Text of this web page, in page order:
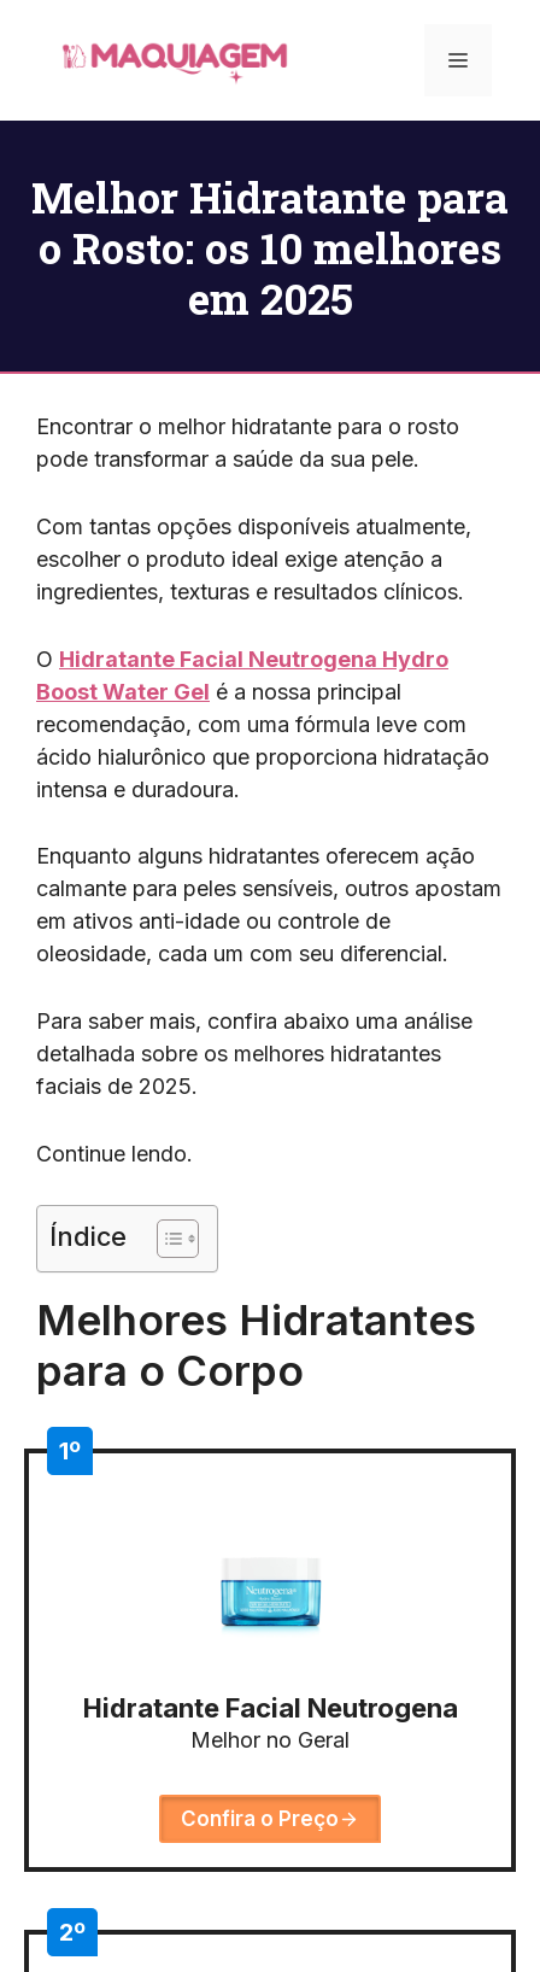
Menu
Melhor Hidratante para
o Rosto: os 10 melhores
em 2025
Encontrar o melhor hidratante para o rosto
pode transformar a saúde da sua pele.
Com tantas opções disponíveis atualmente,
escolher o produto ideal exige atenção a
ingredientes, texturas e resultados clínicos.
O Hidratante Facial Neutrogena Hydro
Boost Water Gel é a nossa principal
recomendação, com uma fórmula leve com
ácido hialurônico que proporciona hidratação
intensa e duradoura.
Enquanto alguns hidratantes oferecem ação
calmante para peles sensíveis, outros apostam
em ativos anti-idade ou controle de
oleosidade, cada um com seu diferencial.
Para saber mais, confira abaixo uma análise
detalhada sobre os melhores hidratantes
faciais de 2025.
Continue lendo.
Índice
Melhores Hidratantes
para o Corpo
1º
Hidratante Facial Neutrogena
Melhor no Geral
Confira o Preço
2º